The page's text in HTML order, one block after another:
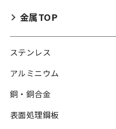
金属TOP
ステンレス
アルミニウム
銅・銅合金
表面処理鋼板